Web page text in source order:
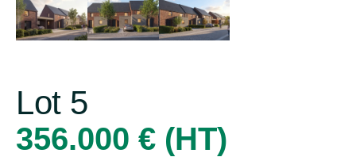
Lot 5
356.000 € (HT)